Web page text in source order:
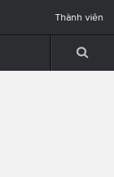
Thành viên